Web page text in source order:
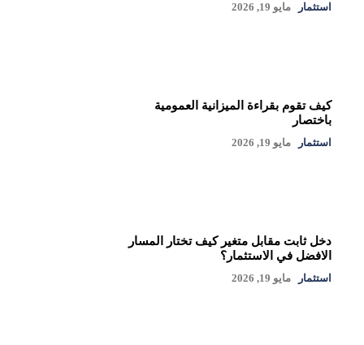
استثمار مايو 19, 2026
كيف تقوم بقراءة الميزانية العمومية
باختصار
استثمار مايو 19, 2026
دخل ثابت مقابل متغير كيف تختار المسار
الافضل في الاستثمار؟
استثمار مايو 19, 2026